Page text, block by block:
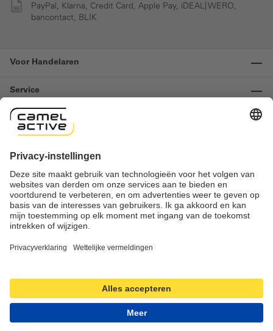
PayPal, Klarna, Credit Card, Apple Pay, iDEAL| WERO,
bancontact, BLIK
Voor Handelaren
Service
Informatie
Important links
Herroeping